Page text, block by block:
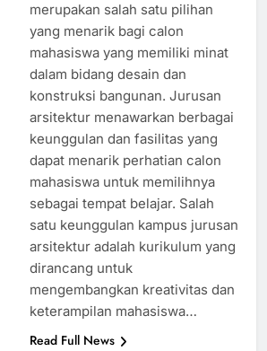
merupakan salah satu pilihan
yang menarik bagi calon
mahasiswa yang memiliki minat
dalam bidang desain dan
konstruksi bangunan. Jurusan
arsitektur menawarkan berbagai
keunggulan dan fasilitas yang
dapat menarik perhatian calon
mahasiswa untuk memilihnya
sebagai tempat belajar. Salah
satu keunggulan kampus jurusan
arsitektur adalah kurikulum yang
dirancang untuk
mengembangkan kreativitas dan
keterampilan mahasiswa…
Read Full News